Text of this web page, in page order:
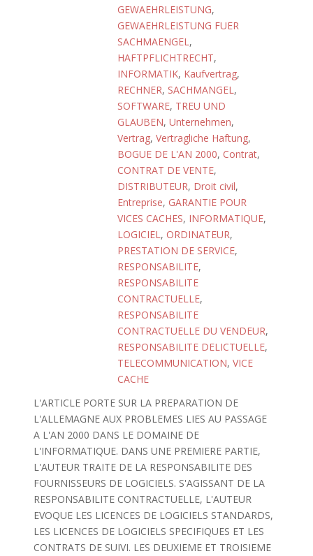
GEWAEHRLEISTUNG,
GEWAEHRLEISTUNG FUER
SACHMAENGEL,
HAFTPFLICHTRECHT,
INFORMATIK, Kaufvertrag,
RECHNER, SACHMANGEL,
SOFTWARE, TREU UND
GLAUBEN, Unternehmen,
Vertrag, Vertragliche Haftung,
BOGUE DE L'AN 2000, Contrat,
CONTRAT DE VENTE,
DISTRIBUTEUR, Droit civil,
Entreprise, GARANTIE POUR
VICES CACHES, INFORMATIQUE,
LOGICIEL, ORDINATEUR,
PRESTATION DE SERVICE,
RESPONSABILITE,
RESPONSABILITE
CONTRACTUELLE,
RESPONSABILITE
CONTRACTUELLE DU VENDEUR,
RESPONSABILITE DELICTUELLE,
TELECOMMUNICATION, VICE
CACHE
L'ARTICLE PORTE SUR LA PREPARATION DE
L'ALLEMAGNE AUX PROBLEMES LIES AU PASSAGE
A L'AN 2000 DANS LE DOMAINE DE
L'INFORMATIQUE. DANS UNE PREMIERE PARTIE,
L'AUTEUR TRAITE DE LA RESPONSABILITE DES
FOURNISSEURS DE LOGICIELS. S'AGISSANT DE LA
RESPONSABILITE CONTRACTUELLE, L'AUTEUR
EVOQUE LES LICENCES DE LOGICIELS STANDARDS,
LES LICENCES DE LOGICIELS SPECIFIQUES ET LES
CONTRATS DE SUIVI. LES DEUXIEME ET TROISIEME